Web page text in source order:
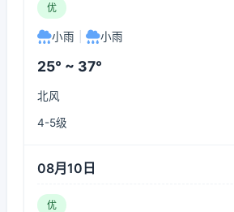
优
小雨 小雨
25° ~ 37°
北风
4-5级
08月10日
优